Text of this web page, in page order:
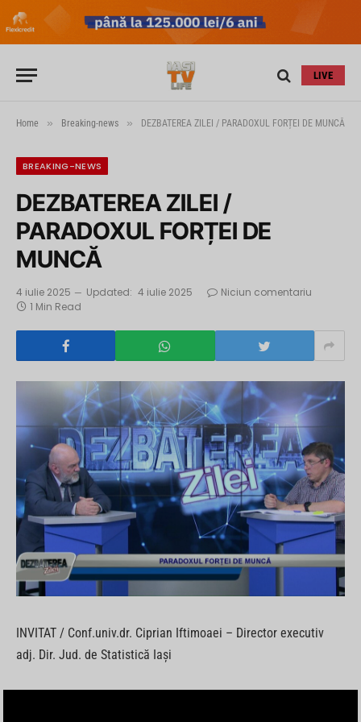
LIVE
Home » Breaking-news » DEZBATEREA ZILEI / PARADOXUL FORȚEI DE MUNCĂ
BREAKING-NEWS
DEZBATEREA ZILEI /
PARADOXUL FORȚEI DE
MUNCĂ
4 iulie 2025 Updated: 4 iulie 2025
Niciun comentariu
1 Min Read
INVITAT / Conf.univ.dr. Ciprian Iftimoaei – Director executiv
adj. Dir. Jud. de Statistică Iași